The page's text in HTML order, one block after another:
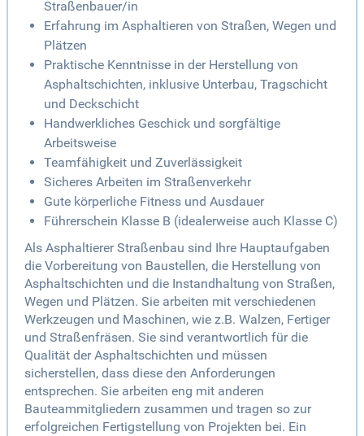
Straßenbauer/in
Erfahrung im Asphaltieren von Straßen, Wegen und
Plätzen
Praktische Kenntnisse in der Herstellung von
Asphaltschichten, inklusive Unterbau, Tragschicht
und Deckschicht
Handwerkliches Geschick und sorgfältige
Arbeitsweise
Teamfähigkeit und Zuverlässigkeit
Sicheres Arbeiten im Straßenverkehr
Gute körperliche Fitness und Ausdauer
Führerschein Klasse B (idealerweise auch Klasse C)
Als Asphaltierer Straßenbau sind Ihre Hauptaufgaben
die Vorbereitung von Baustellen, die Herstellung von
Asphaltschichten und die Instandhaltung von Straßen,
Wegen und Plätzen. Sie arbeiten mit verschiedenen
Werkzeugen und Maschinen, wie z.B. Walzen, Fertiger
und Straßenfräsen. Sie sind verantwortlich für die
Qualität der Asphaltschichten und müssen
sicherstellen, dass diese den Anforderungen
entsprechen. Sie arbeiten eng mit anderen
Bauteammitgliedern zusammen und tragen so zur
erfolgreichen Fertigstellung von Projekten bei. Ein